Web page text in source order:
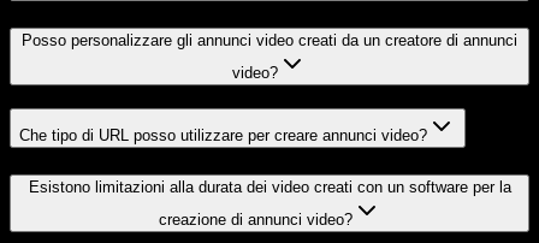
Posso personalizzare gli annunci video creati da un creatore di annunci
video?
Che tipo di URL posso utilizzare per creare annunci video?
Esistono limitazioni alla durata dei video creati con un software per la
creazione di annunci video?